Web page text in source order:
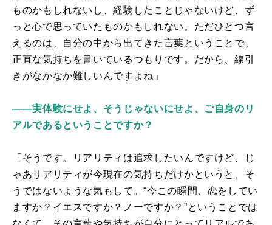
ものかもしれないし、経験したことじゃないけど、ず
っと心で思っていたものかもしれない。ただひとつ言
えるのは、自分の中から出てきた言葉ということで、
正直な気持ちを書いているつもりです。だから、線引
きがなかなか難しいんですよね」
――実体験にせよ、そうじゃないにせよ、ご自身のリ
アルであるということですか？
「そうです。リアリティは追求したいんですけど、じ
ゃあリアリティが今現在の気持ちだけかというと、そ
うではないような気もして。“今この瞬間、恋をしてい
ますか？イエスですか？ノーですか？”ということでは